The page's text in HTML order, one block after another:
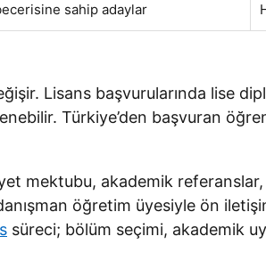
sahip adaylar
Lisans başvurularında lise
Türkiye’den başvuran
mektubu, akademik
öğretim üyesiyle ön
süreci; bölüm seçimi, akademik